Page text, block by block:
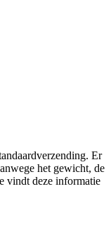
Er
het gewicht, de
vindt deze informatie